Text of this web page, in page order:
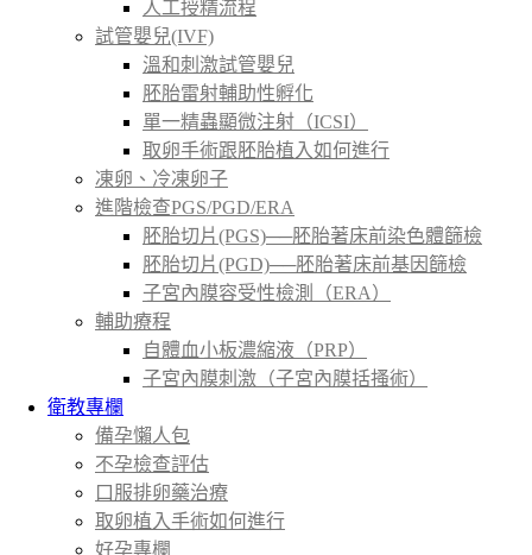
人工授精流程
試管嬰兒(IVF)
溫和刺激試管嬰兒
胚胎雷射輔助性孵化
單一精蟲顯微注射（ICSI）
取卵手術跟胚胎植入如何進行
凍卵、冷凍卵子
進階檢查PGS/PGD/ERA
胚胎切片(PGS)──胚胎著床前染色體篩檢
胚胎切片(PGD)──胚胎著床前基因篩檢
子宮內膜容受性檢測（ERA）
輔助療程
自體血小板濃縮液（PRP）
子宮內膜刺激（子宮內膜括搔術）
衛教專欄
備孕懶人包
不孕檢查評估
口服排卵藥治療
取卵植入手術如何進行
好孕專欄